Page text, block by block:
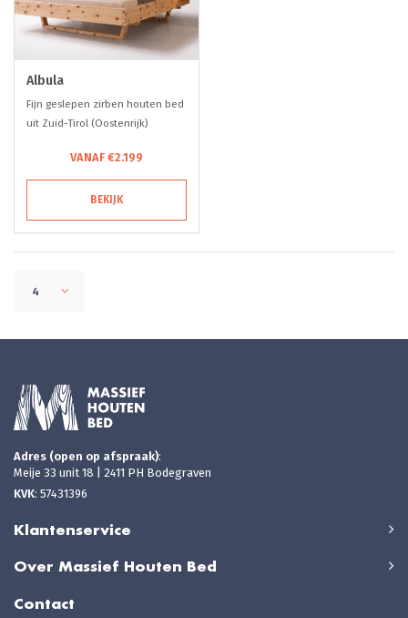
Albula
Fijn geslepen zirben houten bed
uit Zuid-Tirol (Oostenrijk)
VANAF €2.199
BEKIJK
4
Adres (open op afspraak):
Meije 33 unit 18 | 2411 PH Bodegraven
KVK: 57431396
Klantenservice
Over Massief Houten Bed
Contact